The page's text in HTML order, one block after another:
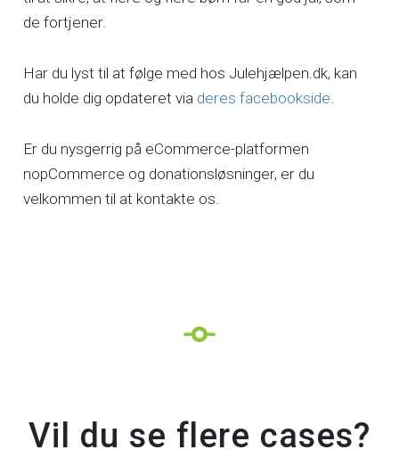
de fortjener.
Har du lyst til at følge med hos Julehjælpen.dk, kan
du holde dig opdateret via deres facebookside
Er du nysgerrig på eCommerce-platformen
nopCommerce og donationsløsninger, er du
velkommen til at kontakte os.
Vil du se flere cases?